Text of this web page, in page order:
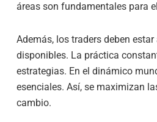
áreas son fundamentales para
Además, los traders deben
disponibles. La práctica
estrategias. En el dinámico
esenciales. Así, se maximizan
cambio.